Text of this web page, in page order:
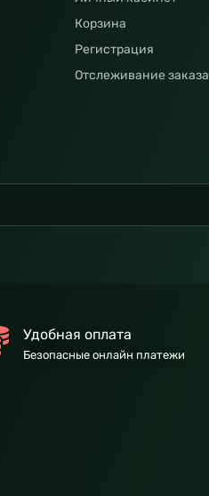
Корзина
Регистрация
Отслеживание заказа
Удобная оплата
Безопасные онлайн платежи